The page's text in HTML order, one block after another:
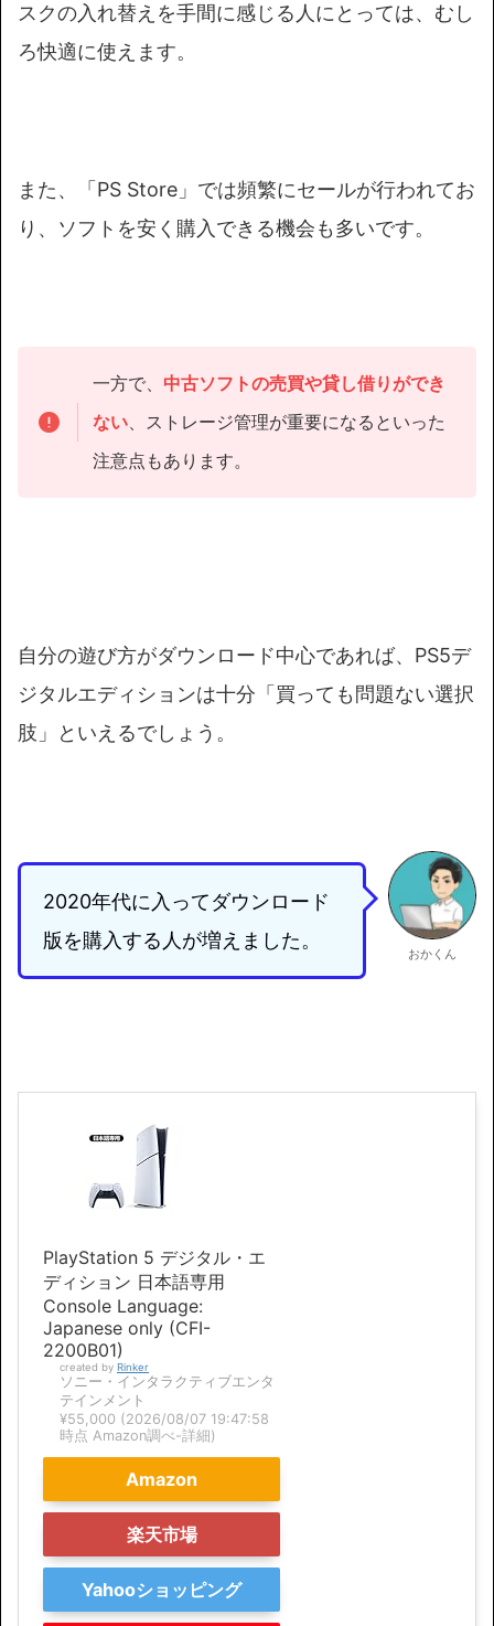
スクの入れ替えを手間に感じる人にとっては、むし
ろ快適に使えます。
また、「PS Store」では頻繁にセールが行われてお
り、ソフトを安く購入できる機会も多いです。
一方で、 中古ソフトの売買や貸し借りができ
ない、ストレージ管理が重要になるといった
注意点もあります。
自分の遊び方がダウンロード中心であれば、PS5デ
ジタルエディションは十分「買っても問題ない選択
肢」といえるでしょう。
2020年代に入ってダウンロード
版を購入する人が増えました。
おかくん
PlayStation 5 デジタル・エ
ディション 日本語専用
Console Language:
Japanese only (CFI-
2200B01)
created by Rinker
ソニー・インタラクティブエンタ
テインメント
¥55,000 (2026/08/07 19:47:58
時点 Amazon調べ-詳細)
Amazon
楽天市場
Yahooショッピング